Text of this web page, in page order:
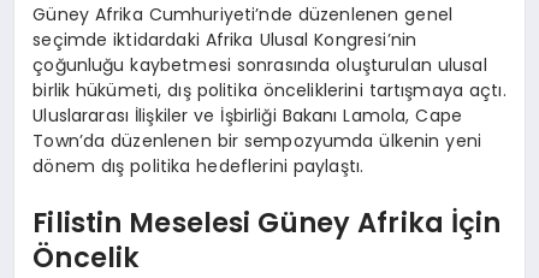
Güney Afrika Cumhuriyeti’nde düzenlenen genel
seçimde iktidardaki Afrika Ulusal Kongresi’nin
çoğunluğu kaybetmesi sonrasında oluşturulan ulusal
birlik hükümeti, dış politika önceliklerini tartışmaya açtı.
Uluslararası İlişkiler ve İşbirliği Bakanı Lamola, Cape
Town’da düzenlenen bir sempozyumda ülkenin yeni
dönem dış politika hedeflerini paylaştı.
Filistin Meselesi Güney Afrika İçin
Öncelik